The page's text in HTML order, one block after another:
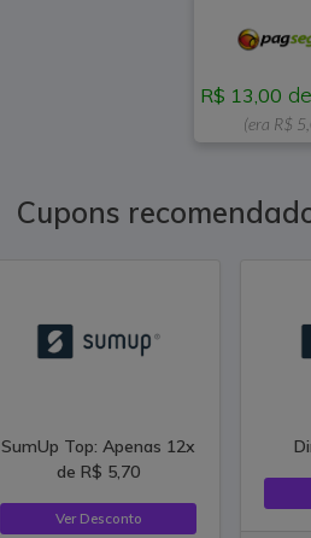
R$ 13,00
(era R$
Cupons
SumUp Top: Apenas 12x
de R$ 5,70
Ver Desconto